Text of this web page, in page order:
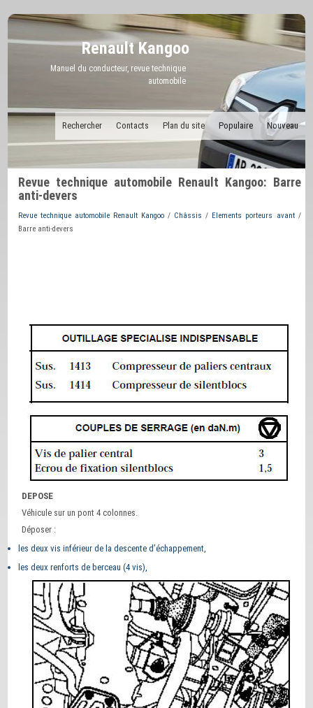
Renault Kangoo
Manuel du conducteur, revue technique
automobile
Nouveau
Populaire
Plan du site
Contacts
Rechercher
Revue technique automobile Renault Kangoo: Barre
anti-devers
Revue technique automobile Renault Kangoo / Châssis / Elements porteurs avant/
Barre anti-devers
DEPOSE
Véhicule sur un pont 4 colonnes.
Déposer :
les deux vis inférieur de la descente d’échappement,
les deux renforts de berceau (4 vis),